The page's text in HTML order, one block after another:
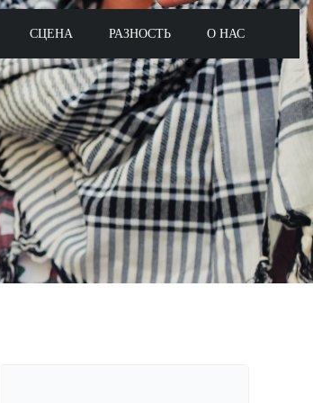
СЦЕНА РАЗНОСТЬ О НАС